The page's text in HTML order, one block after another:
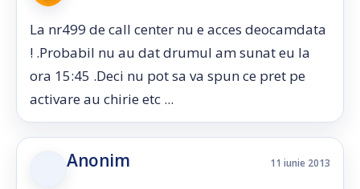
La nr499 de call center nu e acces deocamdata
! .Probabil nu au dat drumul am sunat eu la
ora 15:45 .Deci nu pot sa va spun ce pret pe
activare au chirie etc ...
Anonim 11 iunie 2013